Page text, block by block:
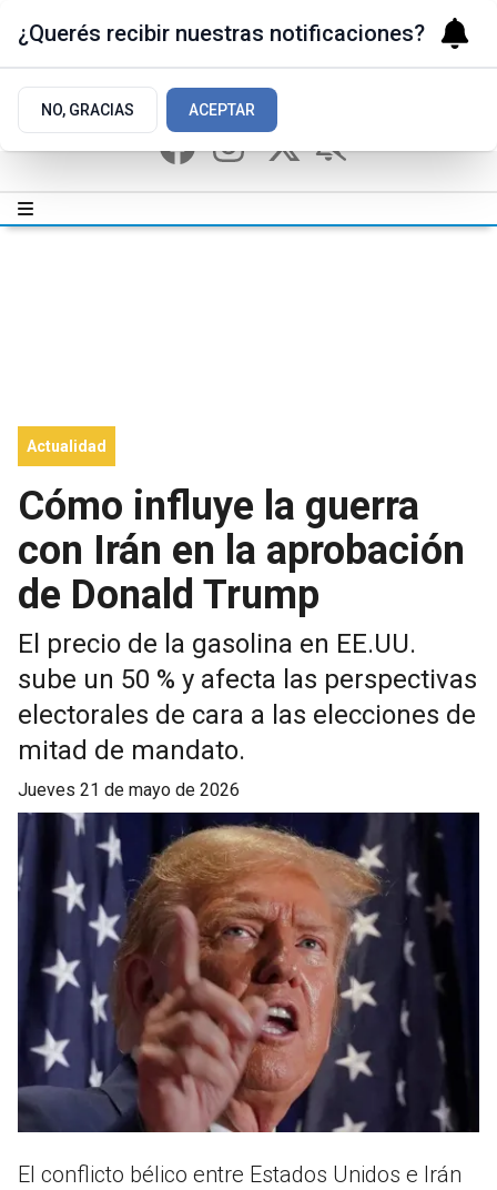
Actualidad
Cómo influye la guerra
con Irán en la aprobación
de Donald Trump
El precio de la gasolina en EE.UU.
sube un 50 % y afecta las perspectivas
electorales de cara a las elecciones de
mitad de mandato.
jueves 21 de mayo de 2026
El conflicto bélico entre Estados Unidos e Irán
¿Querés recibir nuestras notificaciones?
NO, GRACIAS ACEPTAR